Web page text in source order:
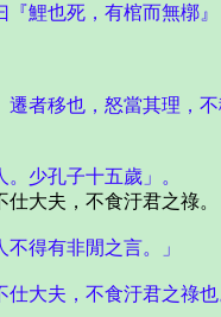
鯉也死，有棺而無槨
者移也，怒當其理，
少孔子十五歲」。
夫，不食汙君之祿。
得有非閒之言。」
大夫，不食汙君之祿也